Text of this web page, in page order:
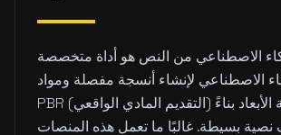
الاصطناعي من النص هو أداة متخصصة
الاصطناعي لإنشاء أنسجة مفصلة ومواد
PBR (التقديم المادي الواقعي) للنماذج ثلاثية الأبعاد بناءً
بسيطة. غالبًا ما تعمل هذه المنصات